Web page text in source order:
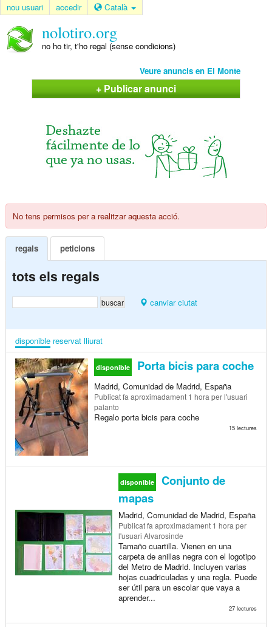
nou usuari accedir Català
nolotiro.org
no ho tir, t'ho regal (sense condicions)
Veure anuncis en El Monte
+ Publicar anunci
No tens permisos per a realitzar aquesta acció.
regals peticions
tots els regals
canviar ciutat
disponible reservat lliurat
disponible Porta bicis para coche
Madrid, Comunidad de Madrid, España
Publicatfa aproximadament 1 hora per l'usuari
palanto
Regalo porta bicis para coche
15 lectures
disponible
Conjunto de
mapas
Madrid, Comunidad de Madrid, España
Publicatfa aproximadament 1 hora per
l'usuari Alvarosinde
Tamaño cuartilla. Vienen en una
carpeta de anillas negra con el logotipo
del Metro de Madrid. Incluyen varias
hojas cuadriculadas y una regla. Puede
ser útil para un escolar que vaya a
aprender...
27 lectures